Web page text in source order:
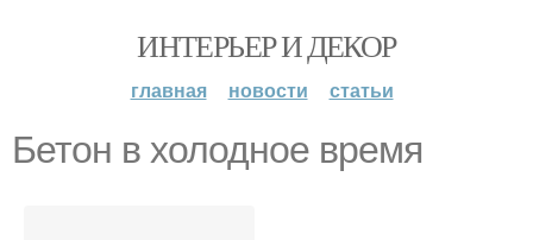
ИНТЕРЬЕР И ДЕКОР
главная новости статьи
Бетон в холодное время